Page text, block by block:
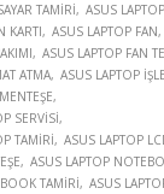
TAMIRI
ASUS
KARTI
ASUS LAPTOP FAN
ASUS LAPTOP FAN
ATMA ASUS LAPTOP
SERVISI
TAMIRI
ASUS LAPTOP
ASUS LAPTOP
TAMIRI
ASUS